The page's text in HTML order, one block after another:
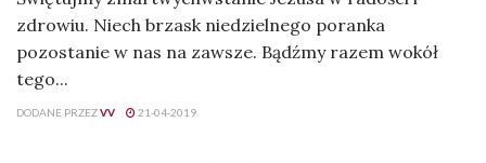
zdrowiu. Niech brzask niedzielnego poranka
pozostanie w nas na zawsze. Bądźmy razem wokół
tego...
DODANE PRZEZVV 21-04-2019